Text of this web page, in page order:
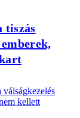
tiszás
kellett